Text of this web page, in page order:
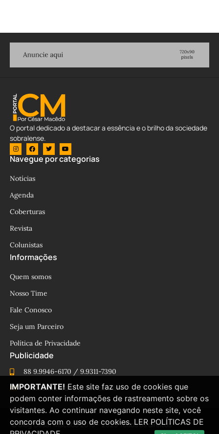
O portal dedicado a destacar a essência e o brilho da sociedade
sobralense.
Navegue por categorias
Notícias
Agenda
Coberturas
Revista
Colunistas
Informações
Quem somos
Nosso Time
Fale Conosco
Seja um Parceiro
Política de Privacidade
Publicidade
88 9.9946-6170 / 9.9311-7390
cesinhamacedo@yahoo.com.br
© Blog César Macêdo 2015 – 2025 Todos os direitos
IMPORTANTE! Este site faz uso de cookies que
podem conter informações de rastreamento sobre os
visitantes. Ao continuar navegando neste site, você
concorda com o uso de cookies. LER POLÍTICAS DE